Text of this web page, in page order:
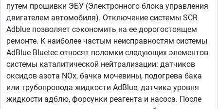
путем прошивки ЭБУ (Электронного блока управления
двигателем автомобиля). Отключение системы SCR
Adblue позволяет сэкономить на ее дорогостоящем
ремонте. К наиболее частым неисправностям системы
AdBlue Bluetec относят поломки следующих элементов
системы каталитической нейтрализации: датчиков
оксидов азота NOx, бачка мочевины, подогрева бака
или трубопровода жидкости AdBlue, датчика уровня
жидкости адблю, форсунки реагента и насоса. После